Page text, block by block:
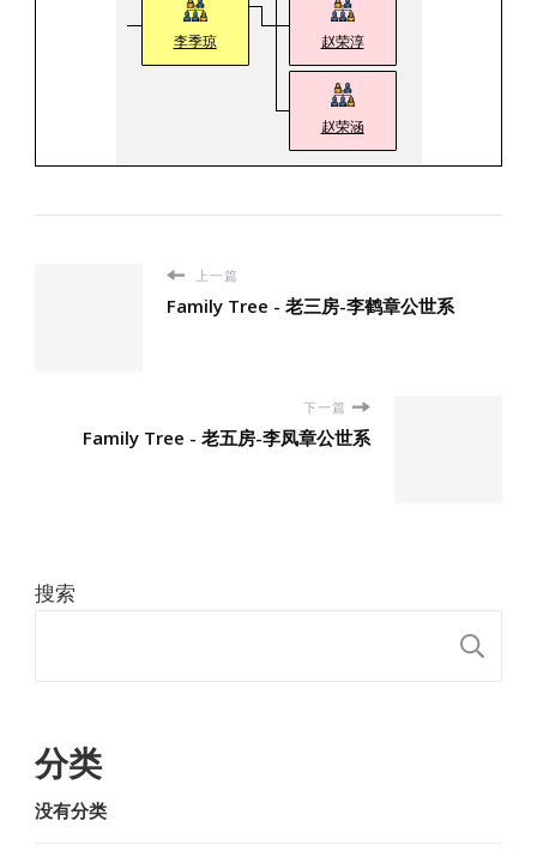
李季琼 赵荣淳
赵荣涵
上一篇
Family Tree - 老三房-李鹤章公世系
下一篇
Family Tree - 老五房-李凤章公世系
搜索
分类
没有分类